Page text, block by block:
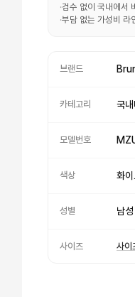
·검수 없이 국내에서
·부담 없는 가성비 라
브랜드
카테고리 국
모델번호
색상 화이
성별 남성
사이즈 사이